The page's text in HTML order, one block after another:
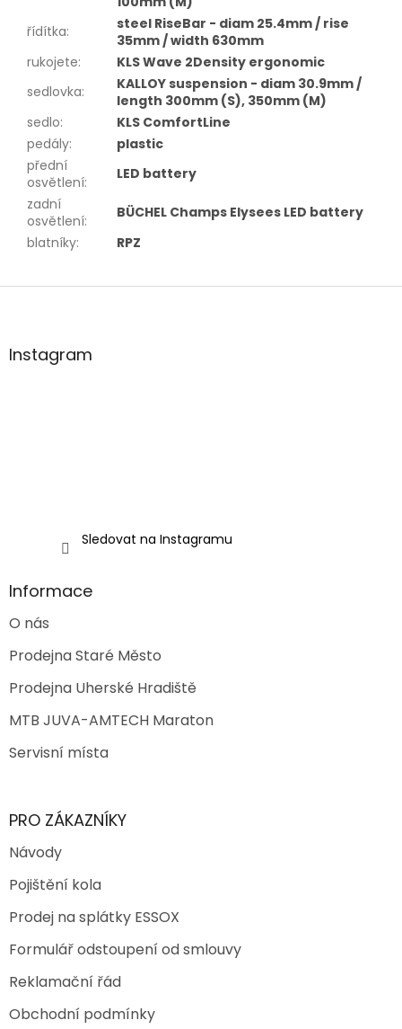
řídítka:
steel RiseBar - diam 25.4mm / rise
35mm / width 630mm
rukojete:
KLS Wave 2Density ergonomic
sedlovka:
KALLOY suspension - diam 30.9mm /
length 300mm (S), 350mm (M)
sedlo:
KLS ComfortLine
pedály:
plastic
přední
osvětlení:
LED battery
zadní
osvětlení:
BÜCHEL Champs Elysees LED battery
blatníky: RPZ
Z
aInstagram
Sledovat na Instagramu
Informace
O nás
Prodejna Staré Město
Prodejna Uherské Hradiště
MTB JUVA-AMTECH Maraton
Servisní místa
PRO ZÁKAZNÍKY
Návody
Pojištění kola
Prodej na splátky ESSOX
Formulář odstoupení od smlouvy
Reklamační řád
Obchodní podmínky